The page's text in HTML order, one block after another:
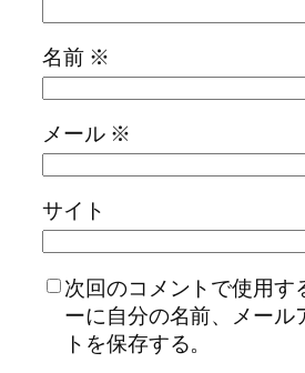
名前 ※
メール ※
サイト
次回のコメントで使用す
ーに自分の名前、メール
トを保存する。